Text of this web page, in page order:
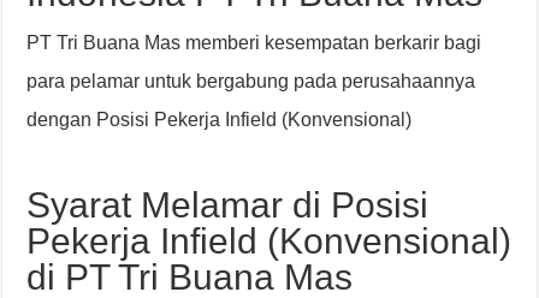
PT Tri Buana Mas memberi kesempatan berkarir bagi
para pelamar untuk bergabung pada perusahaannya
dengan Posisi Pekerja Infield (Konvensional)
Syarat Melamar di Posisi
Pekerja Infield (Konvensional)
di PT Tri Buana Mas